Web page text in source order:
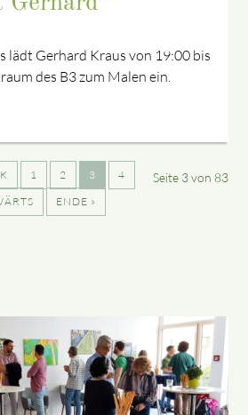
lädt Gerhard Kraus von 19:00 bis
des B3 zum Malen ein.
Seite 3 von 83
1 2 3
4
ENDE »